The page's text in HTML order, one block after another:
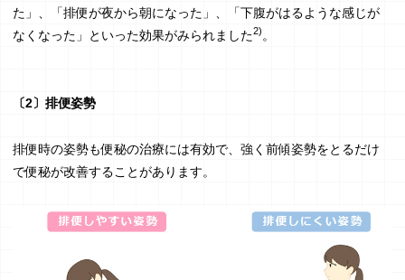
た」、「排便が夜から朝になった」、「下腹がはるような感じが
なくなった」といった効果がみられました2) 。
〔2〕排便姿勢
排便時の姿勢も便秘の治療には有効で、強く前傾姿勢をとるだけ
で便秘が改善することがあります。